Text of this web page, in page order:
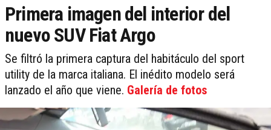
Primera imagen del interior del
nuevo SUV Fiat Argo
Se filtró la primera captura del habitáculo del sport
utility de la marca italiana. El inédito modelo será
lanzado el año que viene. Galería de fotos